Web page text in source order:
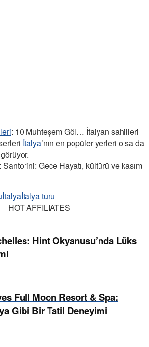
: 10 Muhteşem Göl… İtalyan sahilleri
İtalya’nın en popüler yerleri olsa da
Santorini: Gece Hayatı, kültürü ve kasım
İtalyaİtalya turu
HOT AFFILIATES
Hint Okyanusu’nda Lüks
Full Moon Resort & Spa:
Gibi Bir Tatil Deneyimi